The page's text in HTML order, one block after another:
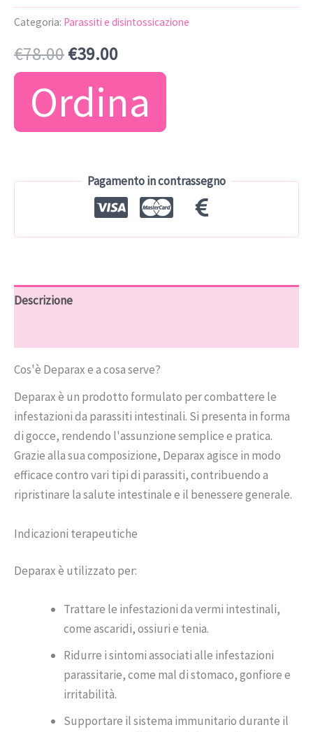
Valutato
4.50su
5 su
4
recensioni
Categoria: Parassiti e disintossicazione
€78.00Il
prezzo
originale
€78.00.
€39.00Il
prezzo
attuale
€39.00.
Ordina
Pagamento in contrassegno
Descrizione
Cos'è Deparax e a cosa serve?
Deparax è un prodotto formulato per combattere le
infestazioni da parassiti intestinali. Si presenta in forma
di gocce, rendendo l'assunzione semplice e pratica.
Grazie alla sua composizione, Deparax agisce in modo
efficace contro vari tipi di parassiti, contribuendo a
ripristinare la salute intestinale e il benessere generale.
Indicazioni terapeutiche
Deparax è utilizzato per:
Trattare le infestazioni da vermi intestinali,
come ascaridi, ossiuri e tenia.
Ridurre i sintomi associati alle infestazioni
parassitarie, come mal di stomaco, gonfiore e
irritabilità.
Supportare il sistema immunitario durante il